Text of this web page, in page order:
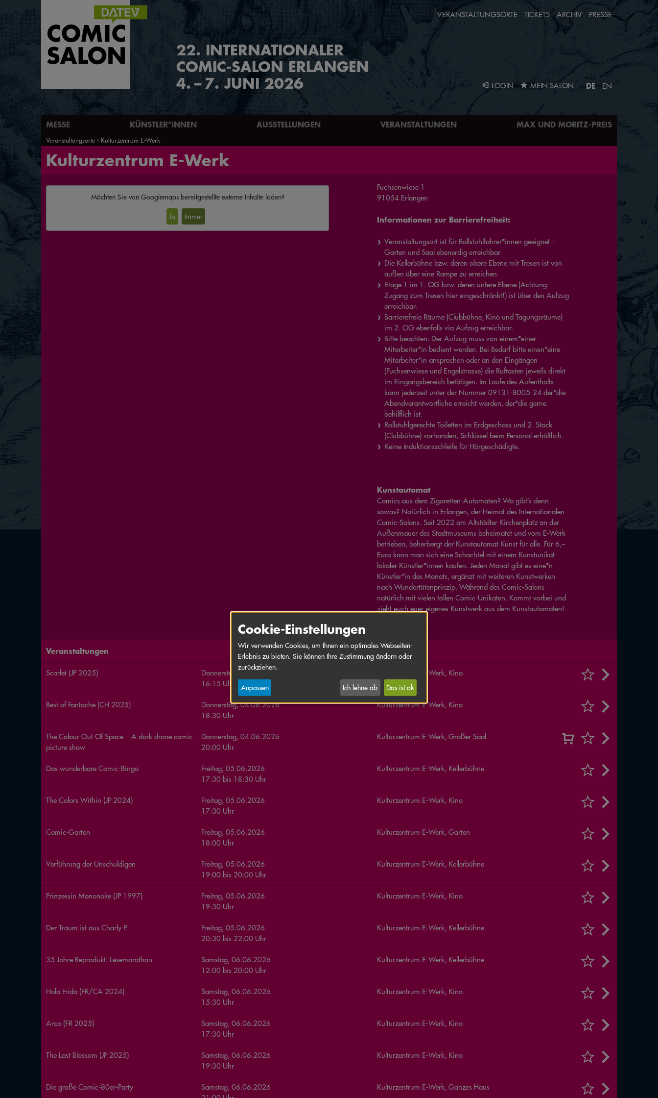
22. INTERNATIONALER
COMIC-SALON ERLANGEN
4. –7. JUNI 2026 LOGIN MEIN SALON DE EN
MESSE KÜNSTLER*INNEN AUSSTELLUNGEN VERANSTALTUNGEN MAX UND MORITZ-PREIS
VERANSTALTUNGSORTE TICKETS ARCHIV PRESSE
Veranstaltungsorte Kulturzentrum E-Werk
Kulturzentrum E-Werk
Möchten Sie von Googlemapsbereitgestellte externe Inhalte laden?
Ja Immer
Fuchsenwiese 1
91054 Erlangen
Informationen zur Barrierefreiheit:
Veranstaltungsort ist für Rollstuhlfahrer*innen geeignet –
Garten und Saal ebenerdig erreichbar.
Die Kellerbühne bzw. deren obere Ebene mit Tresen ist von
außen über eine Rampe zu erreichen.
Etage 1 im 1. OG bzw. deren untere Ebene (Achtung:
Zugang zum Tresen hier eingeschränkt!) ist über den Aufzug
erreichbar.
Barrierefreie Räume (Clubbühne, Kino und Tagungsräume)
im 2. OG ebenfalls via Aufzug erreichbar.
Bitte beachten: Der Aufzug muss von einem*einer
Mitarbeiter*in bedient werden. Bei Bedarf bitte einen*eine
Mitarbeiter*in ansprechen oder an den Eingängen
(Fuchsenwiese und Engelstrasse) die Ruftasten jeweils direkt
im Eingangsbereich betätigen. Im Laufe des Aufenthalts
kann jederzeit unter der Nummer 09131-8005-24 der*die
Abendverantwortliche erreicht werden, der*die gerne
behilflich ist.
Rollstuhlgerechte Toiletten im Erdgeschoss und 2. Stock
(Clubbühne) vorhanden, Schlüssel beim Personal erhältlich.
Keine Induktionsschleife für Hörgeschädigte.
Kunstautomat
Comics aus dem Zigaretten-Automaten? Wo gibt’s denn
sowas? Natürlich in Erlangen, der Heimat des Internationalen
Comic-Salons. Seit 2022 am Altstädter Kirchenplatz an der
Außenmauer des Stadtmuseums beheimatet und vom E-Werk
betrieben, beherbergt der Kunstautomat Kunst für alle. Für 6,–
Euro kann man sich eine Schachtel mit einem Kunstunikat
lokaler Künstler*innen kaufen. Jeden Monat gibt es eine*n
Künstler*in des Monats, ergänzt mit weiteren Kunstwerken
nach Wundertütenprinzip. Während des Comic-Salons
natürlich mit vielen tollen Comic-Unikaten. Kommt vorbei und
zieht euch euer eigenes Kunstwerk aus dem Kunstautomaten!
Veranstaltungen
Scarlet (JP 2025)
Donnerstag, 04.06.2026
16:15 Uhr
Kulturzentrum E-Werk, Kino
Best of Fantoche (CH 2025)
Donnerstag, 04.06.2026
18:30 Uhr
Kulturzentrum E-Werk, Kino
The Colour Out Of Space – A dark drone comic
picture show
Donnerstag, 04.06.2026
20:00 Uhr
Kulturzentrum E-Werk, Großer Saal
Das wunderbare Comic-Bingo
Freitag, 05.06.2026
17:30bis 18:30Uhr
Kulturzentrum E-Werk, Kellerbühne
The Colors Within (JP 2024)
Freitag, 05.06.2026
17:30 Uhr
Kulturzentrum E-Werk, Kino
Comic-Garten
Freitag, 05.06.2026
18:00 Uhr
Kulturzentrum E-Werk, Garten
Verführung der Unschuldigen
Freitag, 05.06.2026
19:00bis 20:00Uhr
Kulturzentrum E-Werk, Kellerbühne
Prinzessin Mononoke (JP 1997)
Freitag, 05.06.2026
19:30 Uhr
Kulturzentrum E-Werk, Kino
Der Traum ist aus Charly P.
Freitag, 05.06.2026
20:30bis 22:00Uhr
Kulturzentrum E-Werk, Kellerbühne
35 Jahre Reprodukt: Lesemarathon
Samstag, 06.06.2026
12:00bis 20:00Uhr
Kulturzentrum E-Werk, Kellerbühne
Hola Frida (FR/CA 2024)
Samstag, 06.06.2026
15:30 Uhr
Kulturzentrum E-Werk, Kino
Arco (FR 2025)
Samstag, 06.06.2026
17:30 Uhr
Kulturzentrum E-Werk, Kino
The Last Blossom (JP 2025)
Samstag, 06.06.2026
19:30 Uhr
Kulturzentrum E-Werk, Kino
Die große Comic-80er-Party
Samstag, 06.06.2026
Kulturzentrum E-Werk, Ganzes Haus
Cookie-Einstellungen
Wir verwenden Cookies, um Ihnen ein optimales Webseiten-
Erlebnis zu bieten. Sie können Ihre Zustimmung ändern oder
zurückziehen.
Anpassen Ich lehne ab Das ist ok